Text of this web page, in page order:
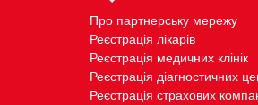
Про партнерську мережу
Реєстрація лікарів
Реєстрація медичних клінік
Реєстрація діагностичних
Реєстрація страхових